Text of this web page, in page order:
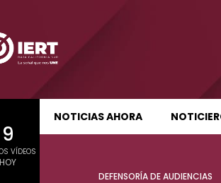
9
VÍDEOS
HOY
NOTICIAS AHORA
SUDCALIFORNIA HOY EDICIÓN MATUTINA
DEFENSORÍA DE AUDIENCIAS
01:24:11
Hoy edición matutina